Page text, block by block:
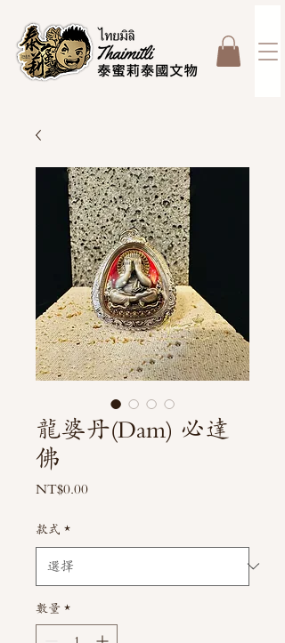
龍婆丹(Dam) 必達
佛
NT$0.00價
款式 *
數量 *